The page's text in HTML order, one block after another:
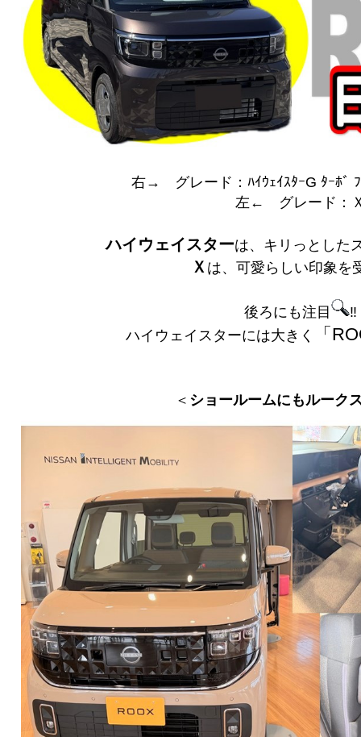
右→ グレード：ﾊｲｳｪｲｽﾀｰG ﾀｰﾎﾞ ﾌ
左← グレード：
ハイウェイスターは、キリっとした
Ｘ は、可愛らしい印象を
後ろにも注目
‼
ハイウェイスターには大きく
「R
＜ ショールームにもルーク